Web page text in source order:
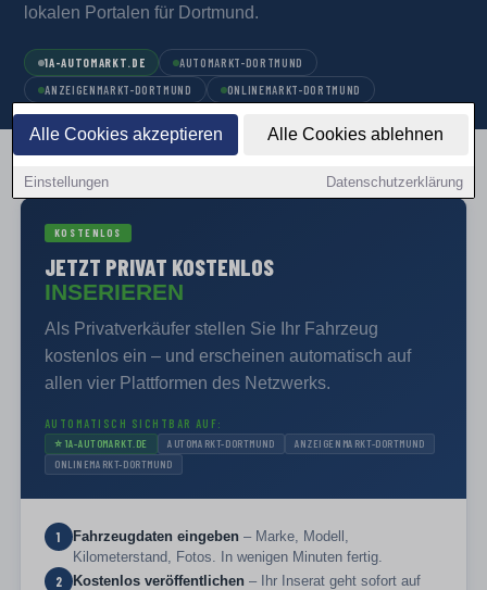
Alle Cookies akzeptieren Alle Cookies ablehnen
Einstellungen Datenschutzerklärung
lokalen Portalen für Dortmund.
1A-AUTOMARKT.DE
AUTOMARKT-DORTMUND
ANZEIGENMARKT-DORTMUND
ONLINEMARKT-DORTMUND
KOSTENLOS
JETZT PRIVAT KOSTENLOS
INSERIEREN
Als Privatverkäufer stellen Sie Ihr Fahrzeug
kostenlos ein – und erscheinen automatisch auf
allen vier Plattformen des Netzwerks.
AUTOMATISCH SICHTBAR AUF:
⭐ 1A-AUTOMARKT.DE AUTOMARKT-DORTMUND
ANZEIGENMARKT-DORTMUND
ONLINEMARKT-DORTMUND
1 Fahrzeugdaten eingeben – Marke, Modell,
Kilometerstand, Fotos. In wenigen Minuten fertig.
2 Kostenlos veröffentlichen – Ihr Inserat geht sofort auf